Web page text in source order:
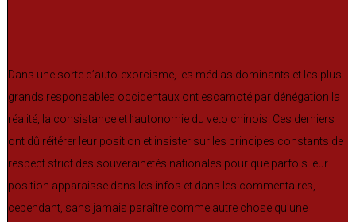
Dans une sorte d’auto-exorcisme, les médias dominants et les plus
grands responsables occidentaux ont escamoté par dénégation la
réalité, la consistance et l’autonomie du veto chinois. Ces derniers
ont dû réitérer leur position et insister sur les principes constants de
respect strict des souverainetés nationales pour que parfois leur
position apparaisse dans les infos et dans les commentaires,
cependant, sans jamais paraître comme autre chose qu’une